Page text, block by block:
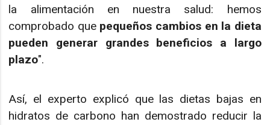
la alimentación en nuestra salud: hemos
comprobado que pequeños cambios en la dieta
pueden generar grandes beneficios a largo
plazo".
Así, el experto explicó que las dietas bajas en
hidratos de carbono han demostrado reducir la